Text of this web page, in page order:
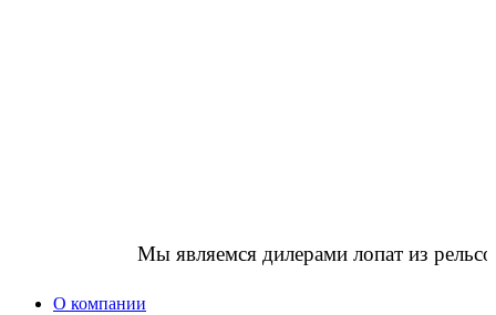
Мы являемся дилерами лопат из
О компании